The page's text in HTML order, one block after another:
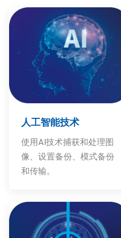
人工智能技术
使用AI技术捕获和处理图
像、设置备份、模式备份
和传输。